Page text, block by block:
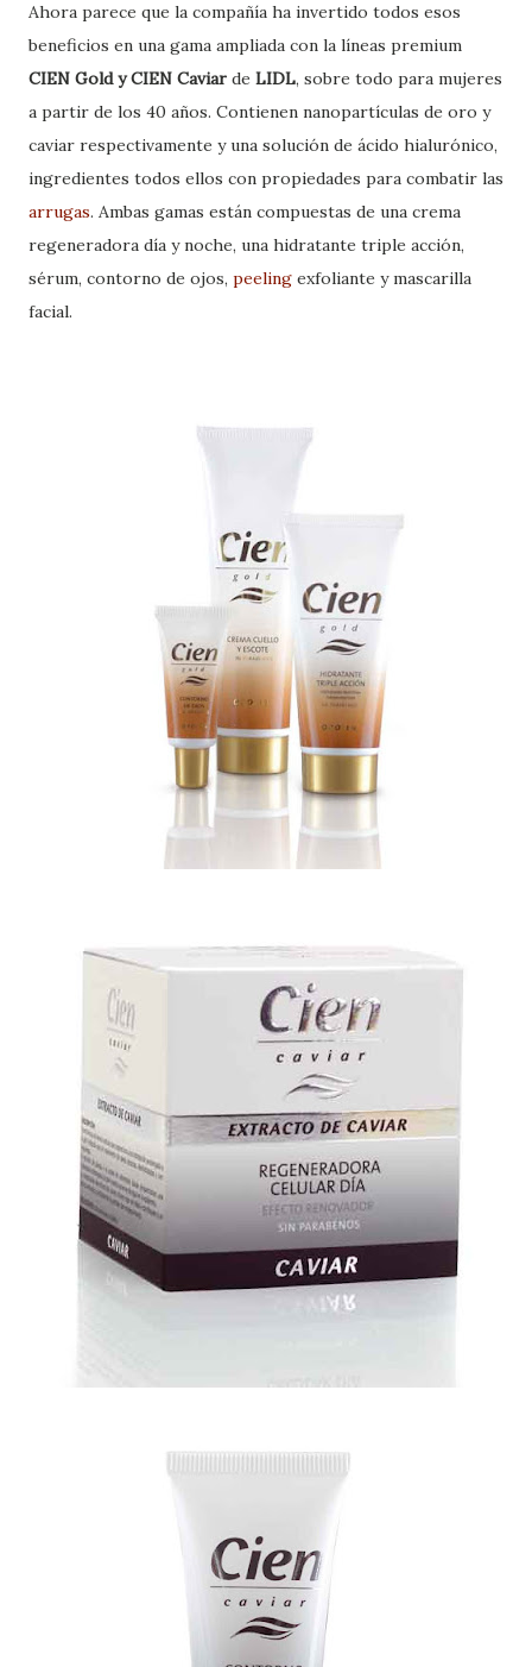
Ahora parece que la compañía ha invertido todos esos
beneficios en una gama ampliada con la líneas premium
CIEN Gold y CIEN Caviar de LIDL, sobre todo para mujeres
a partir de los 40 años. Contienen nanopartículas de oro y
caviar respectivamente y una solución de ácido hialurónico,
ingredientes todos ellos con propiedades para combatir las
arrugas. Ambas gamas están compuestas de una crema
regeneradora día y noche, una hidratante triple acción,
sérum, contorno de ojos, peeling exfoliante y mascarilla
facial.